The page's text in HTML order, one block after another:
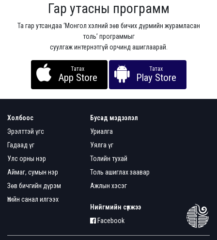
Гар утасны программ
Та гар утсандаа ‘Монгол хэлний зөв бичих дүрмийн журамласан
толь’ программыг
суулгаж интернэтгүй орчинд ашиглаарай.
Татах
App Store
Татах
Play Store
Холбоос
Эрэлттэй үгс
Гадаад үг
Улс орны нэр
Аймаг, сумын нэр
Зөв бичгийн дүрэм
Үгийн санал илгээх
Бусад мэдээлэл
Уриалга
Уялга үг
Толийн тухай
Толь ашиглах заавар
Ажлын хэсэг
Нийгмийн сүлжээ
Facebook